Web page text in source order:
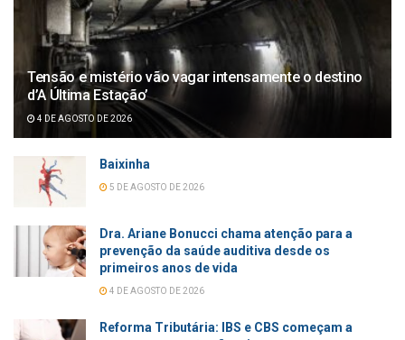
Tensão e mistério vão vagar intensamente o destino
d’A Última Estação’
4 DE AGOSTO DE 2026
Baixinha
5 DE AGOSTO DE 2026
Dra. Ariane Bonucci chama atenção para a
prevenção da saúde auditiva desde os
primeiros anos de vida
4 DE AGOSTO DE 2026
Reforma Tributária: IBS e CBS começam a